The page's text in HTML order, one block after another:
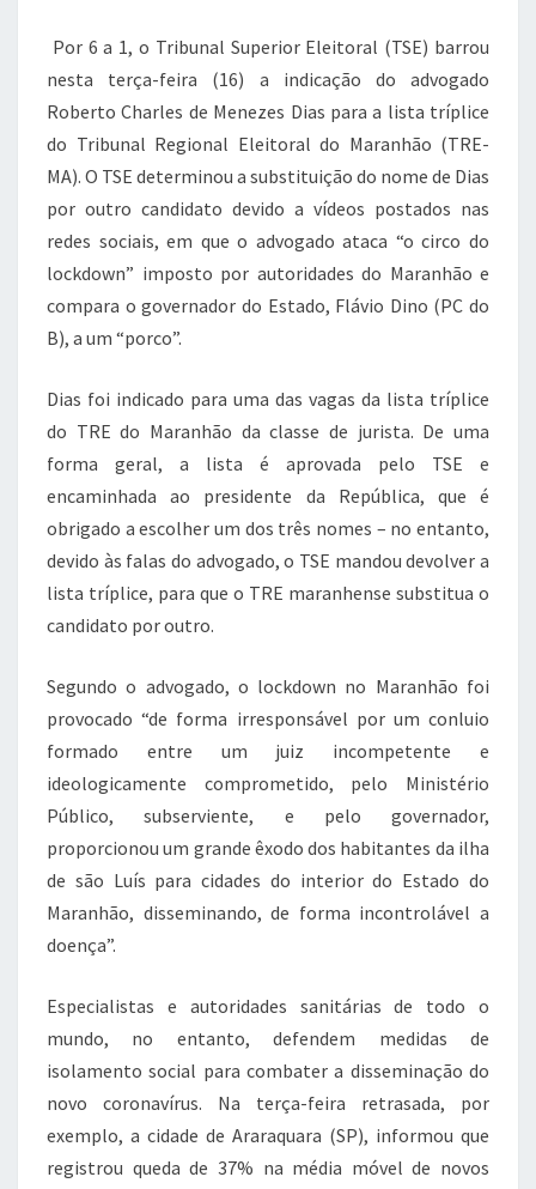
Por 6 a 1, o Tribunal Superior Eleitoral (TSE) barrou
nesta terça-feira (16) a indicação do advogado
Roberto Charles de Menezes Dias para a lista tríplice
do Tribunal Regional Eleitoral do Maranhão (TRE-
MA). O TSE determinou a substituição do nome de Dias
por outro candidato devido a vídeos postados nas
redes sociais, em que o advogado ataca “o circo do
lockdown” imposto por autoridades do Maranhão e
compara o governador do Estado, Flávio Dino (PC do
B), a um “porco”.
Dias foi indicado para uma das vagas da lista tríplice
do TRE do Maranhão da classe de jurista. De uma
forma geral, a lista é aprovada pelo TSE e
encaminhada ao presidente da República, que é
obrigado a escolher um dos três nomes – no entanto,
devido às falas do advogado, o TSE mandou devolver a
lista tríplice, para que o TRE maranhense substitua o
candidato por outro.
Segundo o advogado, o lockdown no Maranhão foi
provocado “de forma irresponsável por um conluio
formado entre um juiz incompetente e
ideologicamente comprometido, pelo Ministério
Público, subserviente, e pelo governador,
proporcionou um grande êxodo dos habitantes da ilha
de são Luís para cidades do interior do Estado do
Maranhão, disseminando, de forma incontrolável a
doença”.
Especialistas e autoridades sanitárias de todo o
mundo, no entanto, defendem medidas de
isolamento social para combater a disseminação do
novo coronavírus. Na terça-feira retrasada, por
exemplo, a cidade de Araraquara (SP), informou que
registrou queda de 37% na média móvel de novos